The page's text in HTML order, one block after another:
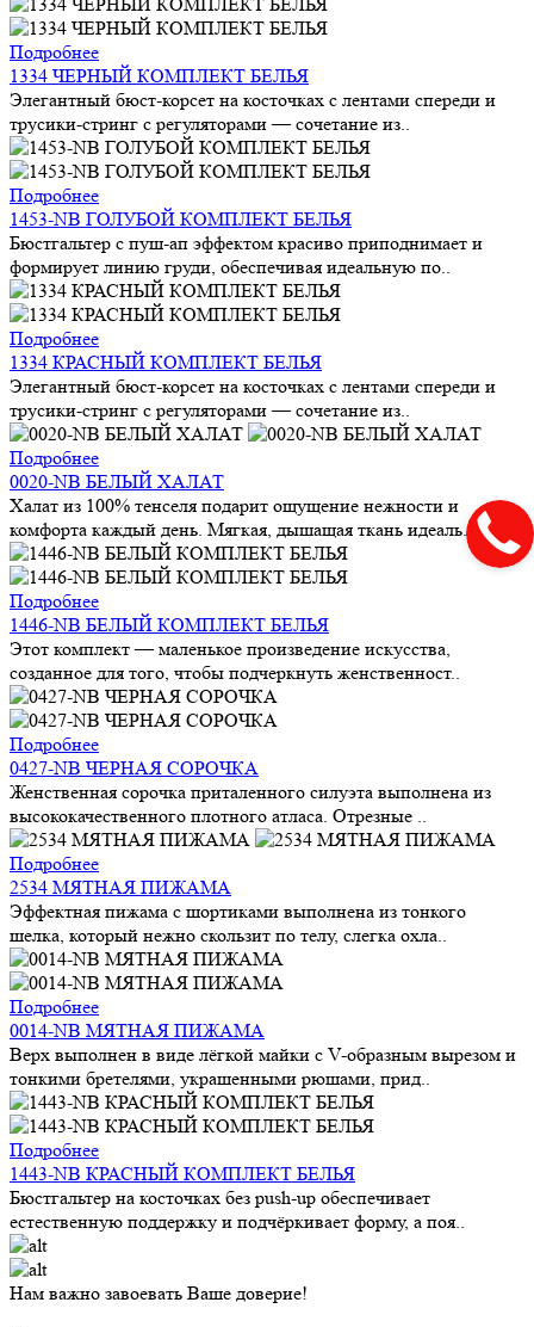
Подробнее
1334 ЧЕРНЫЙ КОМПЛЕКТ БЕЛЬЯ
Элегантный бюст-корсет на косточках с лентами спереди и
трусики-стринг с регуляторами — сочетание из..
Подробнее
1453-NB ГОЛУБОЙ КОМПЛЕКТ БЕЛЬЯ
Бюстгальтер с пуш-ап эффектом красиво приподнимает и
формирует линию груди, обеспечивая идеальную по..
Подробнее
1334 КРАСНЫЙ КОМПЛЕКТ БЕЛЬЯ
Элегантный бюст-корсет на косточках с лентами спереди и
трусики-стринг с регуляторами — сочетание из..
Подробнее
0020-NB БЕЛЫЙ ХАЛАТ
Халат из 100% тенселя подарит ощущение нежности и
комфорта каждый день. Мягкая, дышащая ткань идеаль..
Подробнее
1446-NB БЕЛЫЙ КОМПЛЕКТ БЕЛЬЯ
Этот комплект — маленькое произведение искусства,
созданное для того, чтобы подчеркнуть женственност..
Подробнее
0427-NB ЧЕРНАЯ СОРОЧКА
Женственная сорочка приталенного силуэта выполнена из
высококачественного плотного атласа. Отрезные ..
Подробнее
2534 МЯТНАЯ ПИЖАМА
Эффектная пижама с шортиками выполнена из тонкого
шелка, который нежно скользит по телу, слегка охла..
Подробнее
0014-NB МЯТНАЯ ПИЖАМА
Верх выполнен в виде лёгкой майки с V-образным вырезом и
тонкими бретелями, украшенными рюшами, прид..
Подробнее
1443-NB КРАСНЫЙ КОМПЛЕКТ БЕЛЬЯ
Бюстгальтер на косточках без push-up обеспечивает
естественную поддержку и подчёркивает форму, а поя..
Нам важно завоевать Ваше доверие!